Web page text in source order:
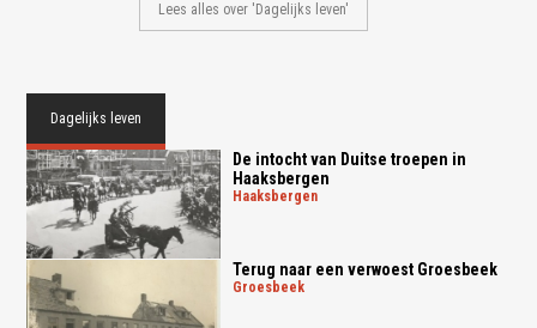
Lees alles over 'Dagelijks leven'
Dagelijks leven
De intocht van Duitse troepen in
Haaksbergen
haaksbergen
Terug naar een verwoest Groesbeek
groesbeek